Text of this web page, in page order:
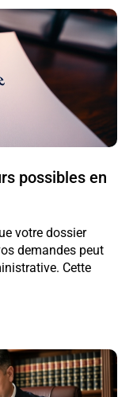
possibles en
votre dossier
demandes peut
Cette